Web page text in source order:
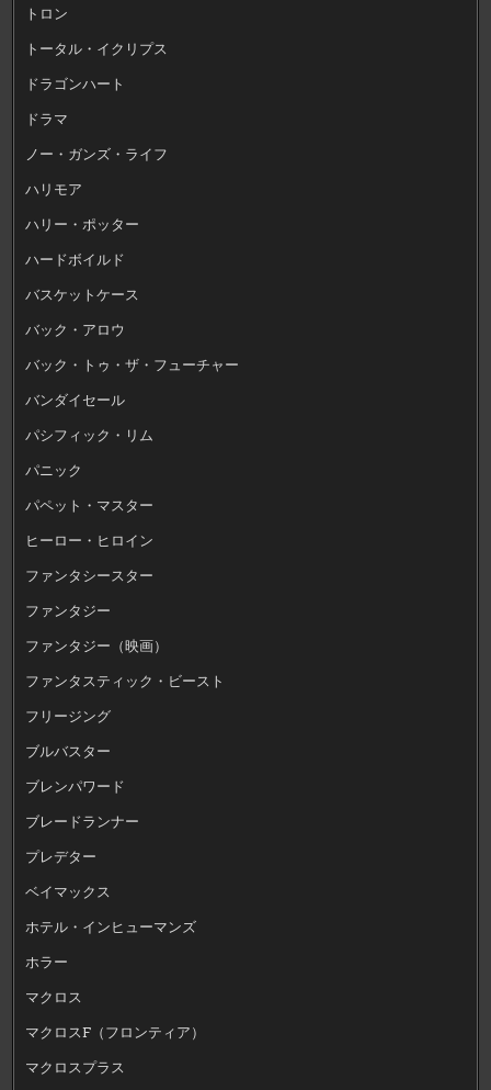
トロン
トータル・イクリプス
ドラゴンハート
ドラマ
ノー・ガンズ・ライフ
ハリモア
ハリー・ポッター
ハードボイルド
バスケットケース
バック・アロウ
バック・トゥ・ザ・フューチャー
バンダイセール
パシフィック・リム
パニック
パペット・マスター
ヒーロー・ヒロイン
ファンタシースター
ファンタジー
ファンタジー（映画）
ファンタスティック・ビースト
フリージング
ブルバスター
ブレンパワード
ブレードランナー
プレデター
ベイマックス
ホテル・インヒューマンズ
ホラー
マクロス
マクロスF（フロンティア）
マクロスプラス